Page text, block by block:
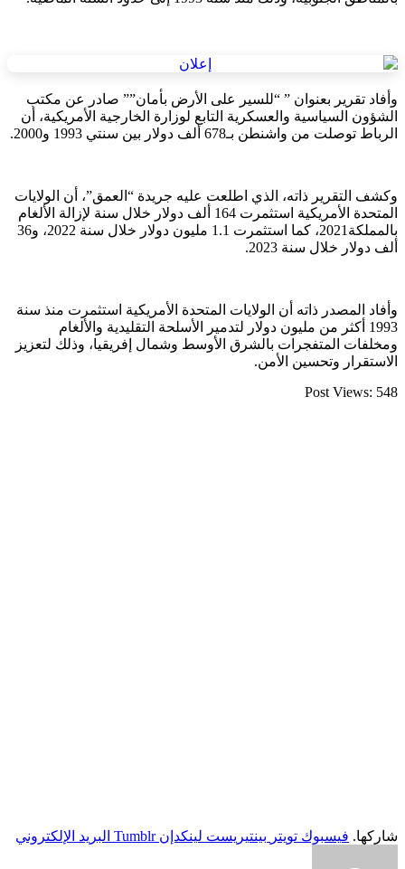
وأفاد تقرير بعنوان ” “للسير على الأرض بأمان”” صادر عن مكتب
الشؤون السياسية والعسكرية التابع لوزارة الخارجية الأمريكية، أن
الرباط توصلت من واشنطن بـ678 ألف دولار بين سنتي 1993 و2000.
وكشف التقرير ذاته، الذي اطلعت عليه جريدة “العمق”، أن الولايات
المتحدة الأمريكية استثمرت 164 ألف دولار خلال سنة لإزالة الألغام
بالمملكة2021، كما استثمرت 1.1 مليون دولار خلال سنة 2022، و36
ألف دولار خلال سنة 2023.
وأفاد المصدر ذاته أن الولايات المتحدة الأمريكية استثمرت منذ سنة
1993 أكثر من مليون دولار لتدمير الأسلحة التقليدية والألغام
ومخلفات المتفجرات بالشرق الأوسط وشمال إفريقيا، وذلك لتعزيز
الاستقرار وتحسين الأمن.
Post Views: 548
شاركها. فيسبوك تويتر بينتيريست لينكدإن Tumblr البريد الإلكتروني